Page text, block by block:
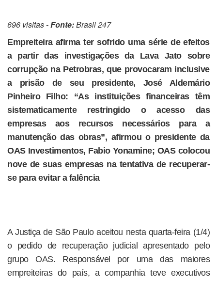
696 visitas -Fonte:Brasil 247
Empreiteira afirma ter sofrido uma série de efeitos
a partir das investigações da Lava Jato sobre
corrupção na Petrobras, que provocaram inclusive
a prisão de seu presidente, José Aldemário
Pinheiro Filho: “As instituições financeiras têm
sistematicamente restringido o acesso das
empresas aos recursos necessários para a
manutenção das obras”, afirmou o presidente da
OAS Investimentos, Fabio Yonamine; OAS colocou
nove de suas empresas na tentativa de recuperar-
se para evitar a falência
A Justiça de São Paulo aceitou nesta quarta-feira (1/4)
o pedido de recuperação judicial apresentado pelo
grupo OAS. Responsável por uma das maiores
empreiteiras do país, a companhia teve executivos